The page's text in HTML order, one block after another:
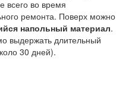
всего во время
ремонта. Поверх можно
напольный материал.
выдержать длительный
30 дней).